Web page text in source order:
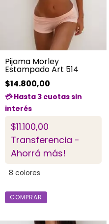
Pijama Morley
Estampado Art 514
$14.800,00
$11.100,00
Transferencia -
Ahorrá más!
8 colores
COMPRAR